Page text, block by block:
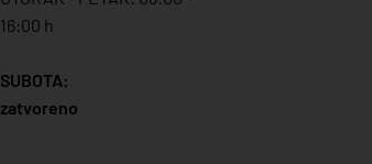
16:00 h
SUBOTA:
zatvoreno